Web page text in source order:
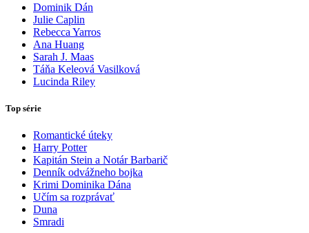
Dominik Dán
Julie Caplin
Rebecca Yarros
Ana Huang
Sarah J. Maas
Táňa Keleová Vasilková
Lucinda Riley
Top série
Romantické úteky
Harry Potter
Kapitán Stein a Notár Barbarič
Denník odvážneho bojka
Krimi Dominika Dána
Učím sa rozprávať
Duna
Smradi